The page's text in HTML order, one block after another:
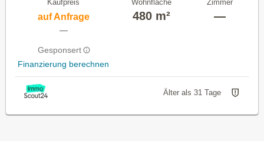
Kaufpreis
auf Anfrage
—
Gesponsert
Finanzierung berechnen
Wohnfläche
480 m²
Zimmer
—
Älter als 31 Tage